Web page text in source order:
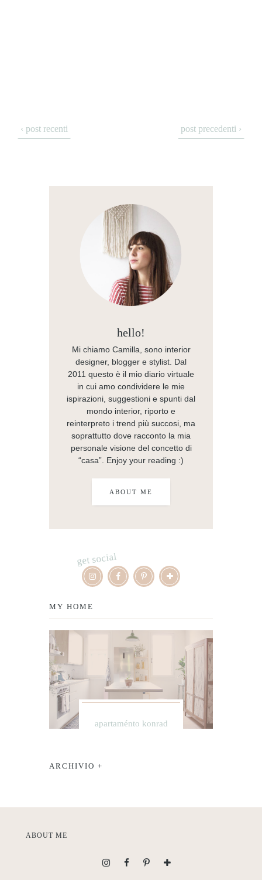
‹ post recenti post precedenti ›
hello!
Mi chiamo Camilla, sono interior
designer, blogger e stylist. Dal
2011 questo è il mio diario virtuale
in cui amo condividere le mie
ispirazioni, suggestioni e spunti dal
mondo interior, riporto e
reinterpreto i trend più succosi, ma
soprattutto dove racconto la mia
personale visione del concetto di
“casa”. Enjoy your reading :)
ABOUT ME
get social
MY HOME
apartaménto konrad
ARCHIVIO +
ABOUT ME